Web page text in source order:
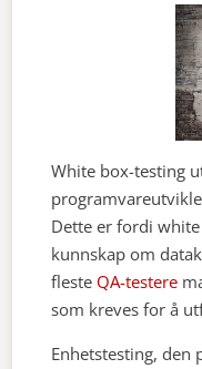
White box-testing
Dette er fordi
kunnskap om
fleste QA-testere
som kreves for å
Enhetstesting,